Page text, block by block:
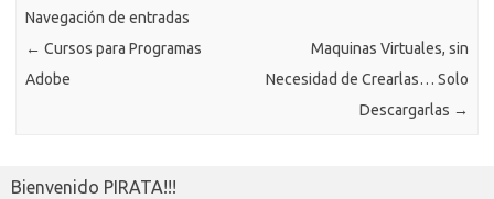
i
ti
r
Navegación de entradas
← Cursos para Programas
Adobe
Maquinas Virtuales, sin
Necesidad de Crearlas… Solo
Descargarlas →
Bienvenido PIRATA!!!